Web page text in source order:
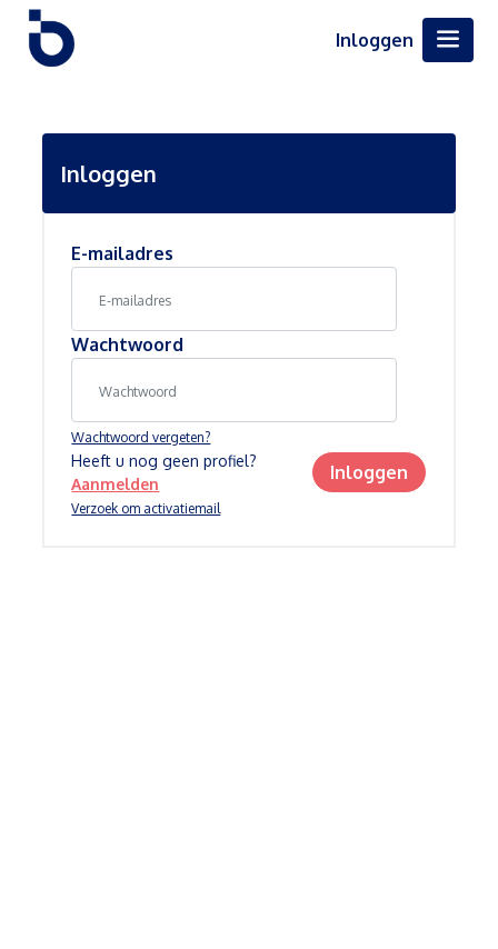
Inloggen
Inloggen
E-mailadres
Wachtwoord
Wachtwoord vergeten?
Verzoek om activatiemail
Heeft u nog geen profiel?
Aanmelden
Inloggen